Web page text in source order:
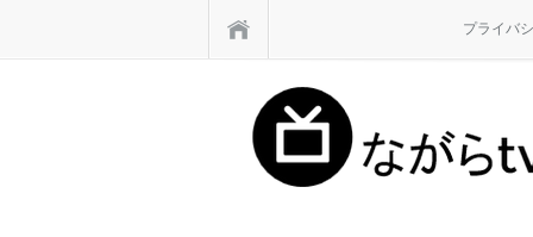
プライバ